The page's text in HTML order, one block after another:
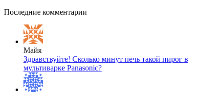
Последние комментарии
Майя
Здравствуйте! Сколько минут печь такой пирог в
мультиварке Panasonic?